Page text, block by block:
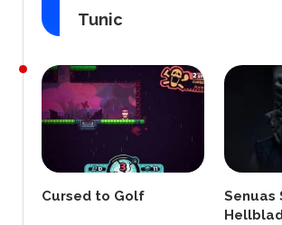
Tunic
Cursed to Golf
Senuas